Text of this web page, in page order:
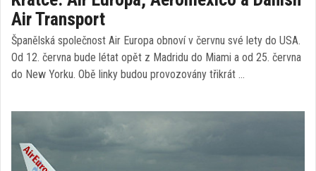
Air Transport
Španělská společnost Air Europa obnoví v červnu své lety do USA.
Od 12. června bude létat opět z Madridu do Miami a od 25. června
do New Yorku. Obě linky budou provozovány třikrát …